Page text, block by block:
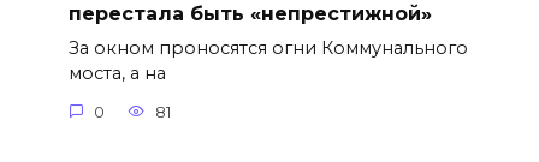
перестала быть «непрестижной»
За окном проносятся огни Коммунального
моста, а на
0 81